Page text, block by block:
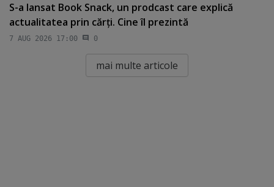
S-a lansat Book Snack, un prodcast care explică
actualitatea prin cărţi. Cine îl prezintă
7 AUG 2026 17:00 0
mai multe articole